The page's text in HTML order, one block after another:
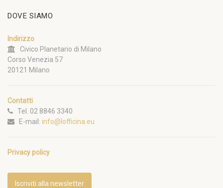
DOVE SIAMO
Indirizzo
Civico Planetario di Milano
Corso Venezia 57
20121 Milano
Contatti
Tel. 02 8846 3340
E-mail: info@lofficina.eu
Privacy policy
Iscriviti alla newsletter